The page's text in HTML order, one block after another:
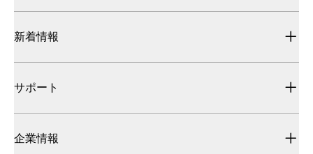
新着情報
サポート
企業情報